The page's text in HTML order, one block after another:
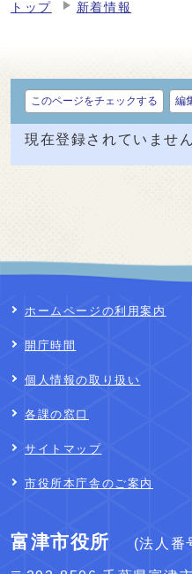
トップ 新着情報
このページをチェックする 編
現在登録されていません
ホームページの利用案内
開庁時間
個人情報の取り扱い
各課の窓口
サイトマップ
市役所本庁舎のご案内
富津市役所 (法人番